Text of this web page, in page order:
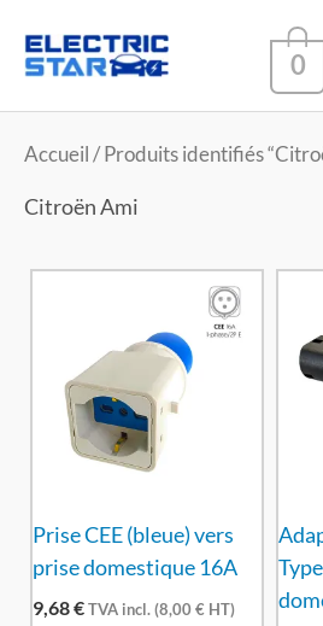
0
Accueil / Produits identifiés
Citroën Ami
Prise CEE (bleue) vers
prise domestique 16A
9,68€TVA incl. (8,00€ HT)